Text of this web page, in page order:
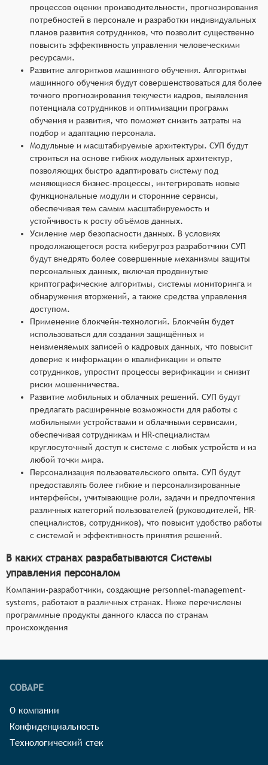
процессов оценки производительности, прогнозирования
потребностей в персонале и разработки индивидуальных
планов развития сотрудников, что позволит существенно
повысить эффективность управления человеческими
ресурсами.
Развитие алгоритмов машинного обучения. Алгоритмы
машинного обучения будут совершенствоваться для более
точного прогнозирования текучести кадров, выявления
потенциала сотрудников и оптимизации программ
обучения и развития, что поможет снизить затраты на
подбор и адаптацию персонала.
Модульные и масштабируемые архитектуры. СУП будут
строиться на основе гибких модульных архитектур,
позволяющих быстро адаптировать систему под
меняющиеся бизнес-процессы, интегрировать новые
функциональные модули и сторонние сервисы,
обеспечивая тем самым масштабируемость и
устойчивость к росту объёмов данных.
Усиление мер безопасности данных. В условиях
продолжающегося роста киберугроз разработчики СУП
будут внедрять более совершенные механизмы защиты
персональных данных, включая продвинутые
криптографические алгоритмы, системы мониторинга и
обнаружения вторжений, а также средства управления
доступом.
Применение блокчейн-технологий. Блокчейн будет
использоваться для создания защищённых и
неизменяемых записей о кадровых данных, что повысит
доверие к информации о квалификации и опыте
сотрудников, упростит процессы верификации и снизит
риски мошенничества.
Развитие мобильных и облачных решений. СУП будут
предлагать расширенные возможности для работы с
мобильными устройствами и облачными сервисами,
обеспечивая сотрудникам и HR-специалистам
круглосуточный доступ к системе с любых устройств и из
любой точки мира.
Персонализация пользовательского опыта. СУП будут
предоставлять более гибкие и персонализированные
интерфейсы, учитывающие роли, задачи и предпочтения
различных категорий пользователей (руководителей, HR-
специалистов, сотрудников), что повысит удобство работы
с системой и эффективность принятия решений.
В каких странах разрабатываются Системы
управления персоналом
Компании-разработчики, создающие personnel-management-
systems, работают в различных странах. Ниже перечислены
программные продукты данного класса по странам
происхождения
СОВАРЕ
О компании
Конфиденциальность
Технологический стек